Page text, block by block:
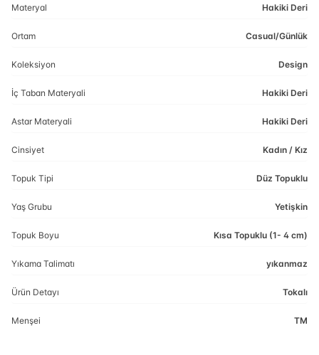
Materyal Hakiki Deri
Ortam Casual/Günlük
Koleksiyon Design
İç Taban Materyali Hakiki Deri
Astar Materyali Hakiki Deri
Cinsiyet Kadın / Kız
Topuk Tipi Düz Topuklu
Yaş Grubu Yetişkin
Topuk Boyu Kısa Topuklu (1- 4 cm)
Yıkama Talimatı yıkanmaz
Ürün Detayı Tokalı
Menşei TM